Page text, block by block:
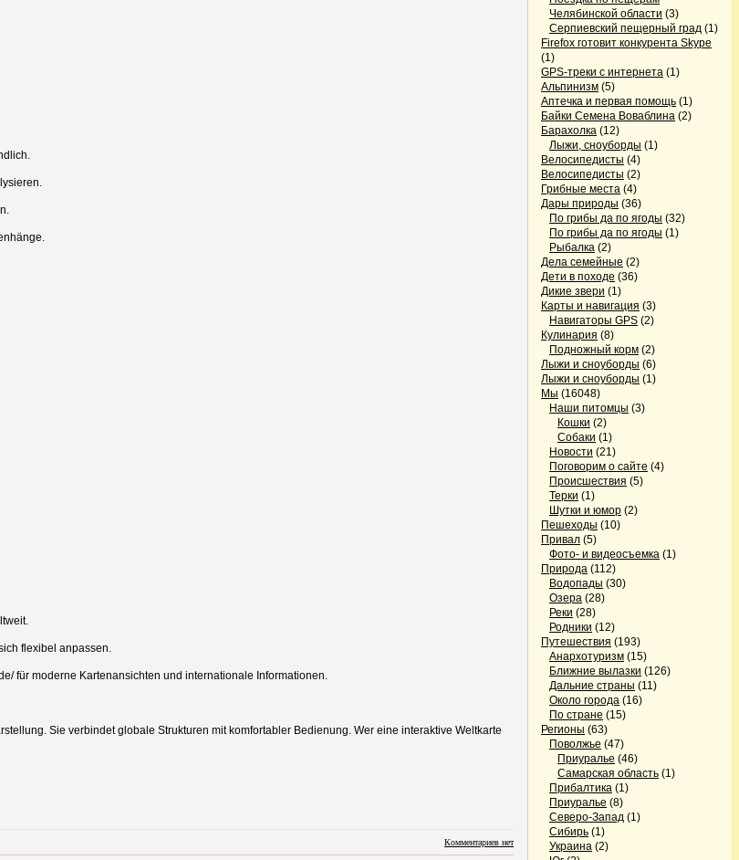
flexibel anpassen.
für moderne Kartenansichten und internationale Informationen.
Sie verbindet globale Strukturen mit komfortabler Bedienung. Wer eine interaktive Weltkarte
Комментариев нет
Челябинской области (3)
Серпиевский пещерный град (1)
Firefox готовит конкурента Skype
(1)
GPS-треки с интернета (1)
Альпинизм (5)
Аптечка и первая помощь (1)
Байки Семена Воваблина (2)
Барахолка (12)
Лыжи, сноуборды (1)
Велосипедисты (4)
Велосипедисты (2)
Грибные места (4)
Дары природы (36)
По грибы да по ягоды (32)
По грибы да по ягоды (1)
Рыбалка (2)
Дела семейные (2)
Дети в походе (36)
Дикие звери (1)
Карты и навигация (3)
Навигаторы GPS (2)
Кулинария (8)
Подножный корм (2)
Лыжи и сноуборды (6)
Лыжи и сноуборды (1)
Мы (16048)
Наши питомцы (3)
Кошки (2)
Собаки (1)
Новости (21)
Поговорим о сайте (4)
Происшествия (5)
Терки (1)
Шутки и юмор (2)
Пешеходы (10)
Привал (5)
Фото- и видеосъемка (1)
Природа (112)
Водопады (30)
Озера (28)
Реки (28)
Родники (12)
Путешествия (193)
Анархотуризм (15)
Ближние вылазки (126)
Дальние страны (11)
Около города (16)
По стране (15)
Регионы (63)
Поволжье (47)
Приуралье (46)
Самарская область (1)
Прибалтика (1)
Приуралье (8)
Северо-Запад (1)
Сибирь (1)
Украина (2)